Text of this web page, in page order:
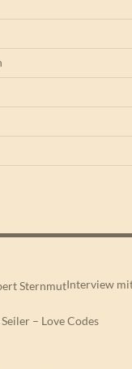
Interview
– Love Codes